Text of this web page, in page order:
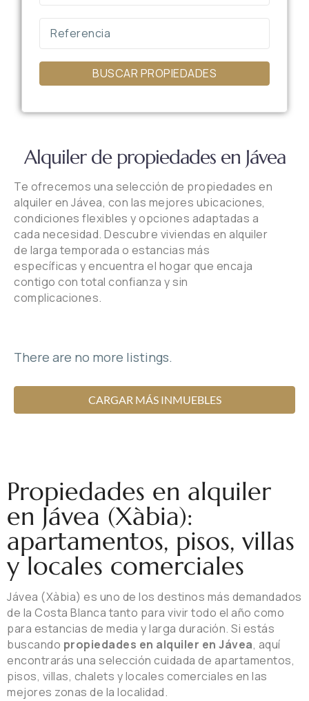
BUSCAR PROPIEDADES
Alquiler de propiedades en Jávea
Te ofrecemos una selección de propiedades en
alquiler en Jávea, con las mejores ubicaciones,
condiciones flexibles y opciones adaptadas a
cada necesidad. Descubre viviendas en alquiler
de larga temporada o estancias más
específicas y encuentra el hogar que encaja
contigo con total confianza y sin
complicaciones.
There are no more listings.
CARGAR MÁS INMUEBLES
Propiedades en alquiler
en Jávea (Xàbia):
apartamentos, pisos, villas
y locales comerciales
Jávea (Xàbia) es uno de los destinos más demandados
de la Costa Blanca tanto para vivir todo el año como
para estancias de media y larga duración. Si estás
buscando propiedades en alquiler en Jávea, aquí
encontrarás una selección cuidada de apartamentos,
pisos, villas, chalets y locales comerciales en las
mejores zonas de la localidad.